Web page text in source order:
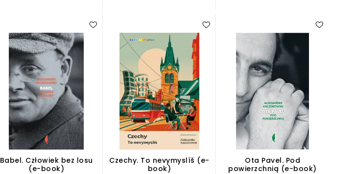
Babel. Człowiek bez losu
(e-book)
Czechy. To nevymyslíš (e-
book)
Ota Pavel. Pod
powierzchnią (e-book)